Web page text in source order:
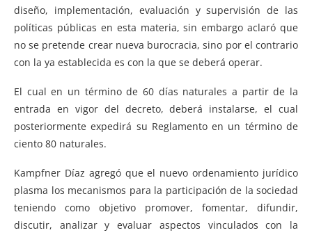
diseño, implementación, evaluación y supervisión de las
políticas públicas en esta materia, sin embargo aclaró que
no se pretende crear nueva burocracia, sino por el contrario
con la ya establecida es con la que se deberá operar.
El cual en un término de 60 días naturales a partir de la
entrada en vigor del decreto, deberá instalarse, el cual
posteriormente expedirá su Reglamento en un término de
ciento 80 naturales.
Kampfner Díaz agregó que el nuevo ordenamiento jurídico
plasma los mecanismos para la participación de la sociedad
teniendo como objetivo promover, fomentar, difundir,
discutir, analizar y evaluar aspectos vinculados con la